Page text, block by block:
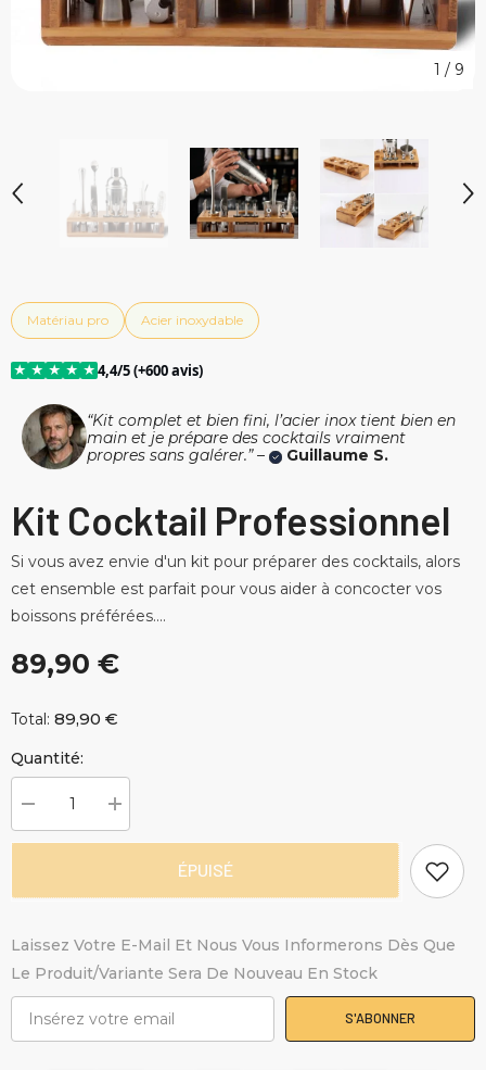
1 / 9
Matériau pro Acier inoxydable
★ ★ ★ ★ ★4,4/5 (+600 avis)
“Kit complet et bien fini, l’acier inox tient bien en
main et je prépare des cocktails vraiment
propres sans galérer.” –
Guillaume S.
Kit Cocktail Professionnel
Si vous avez envie d'un kit pour préparer des cocktails, alors
cet ensemble est parfait pour vous aider à concocter vos
boissons préférées....
89,90 €
Total: 89,90 €
Quantité:
Diminuer
la
quantité
Augmenter
la
quantité
ÉPUISÉ
Laissez Votre E-Mail Et Nous Vous Informerons Dès Que
Le Produit/variante Sera De Nouveau En Stock
S'ABONNER